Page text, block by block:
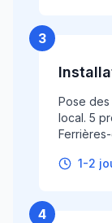
3
Pose des
local. 5
1-2
4